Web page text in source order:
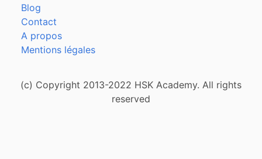
Blog
Contact
A propos
Mentions légales
(c) Copyright 2013-2022 HSK Academy. All rights
reserved